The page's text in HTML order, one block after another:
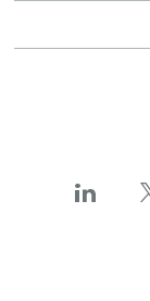
BESO by